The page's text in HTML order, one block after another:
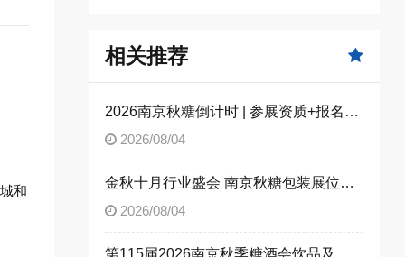
和
相关推荐
2026南京秋糖倒计时 | 参展资质+报名流程全攻略，别因手续不全错失良机（附材料清单）
2026/08/04
金秋十月行业盛会 南京秋糖包装展位限时合规抢订
2026/08/04
第115届2026南京秋季糖酒会饮品及乳制品展区展位申请技巧